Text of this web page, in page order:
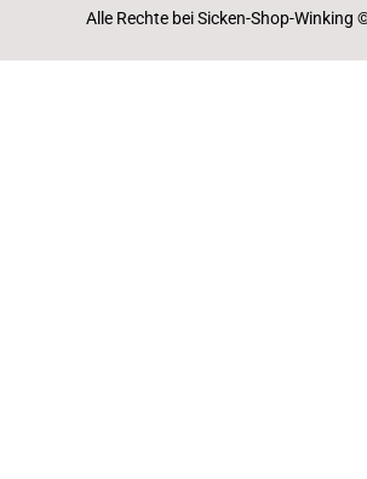
Alle Rechte bei Sicken-Shop-Winking